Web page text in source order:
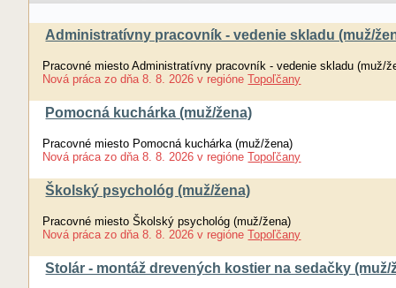
Administratívny pracovník - vedenie skladu (muž/
Pracovné miesto Administratívny pracovník - vedenie skladu (muž/
Nová práca zo dňa 8. 8. 2026 v regióne Topoľčany
Pomocná kuchárka (muž/žena)
Pracovné miesto Pomocná kuchárka (muž/žena)
Nová práca zo dňa 8. 8. 2026 v regióne Topoľčany
Školský psychológ (muž/žena)
Pracovné miesto Školský psychológ (muž/žena)
Nová práca zo dňa 8. 8. 2026 v regióne Topoľčany
Stolár - montáž drevených kostier na sedačky (muž/